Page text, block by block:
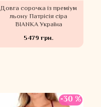
Довга сорочка із преміум
льону Патрісія сіра
BIANKA Україна
5479 грн.
-30 %